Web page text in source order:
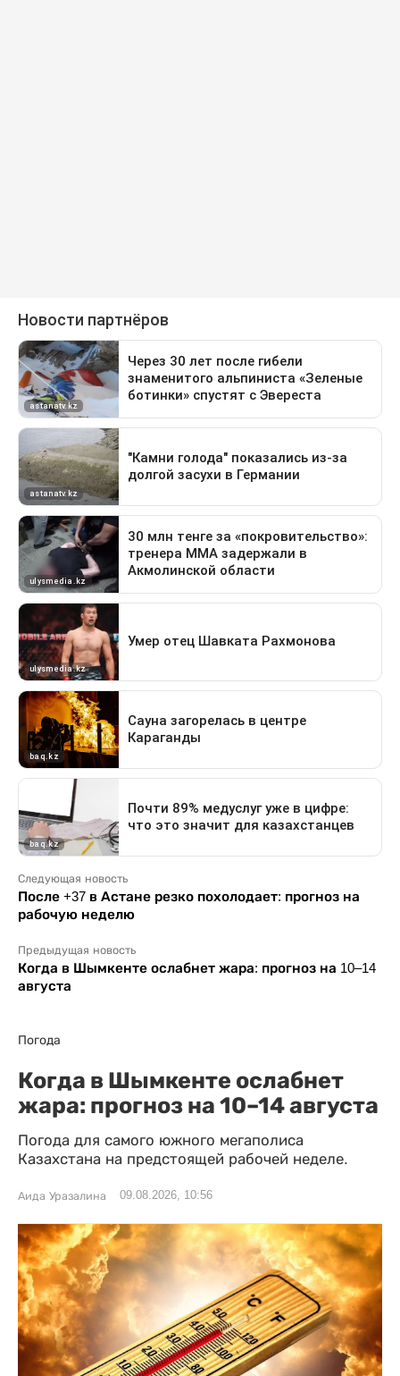
Следующая новость
После +37 в Астане резко похолодает: прогноз на
рабочую неделю
Предыдущая новость
Когда в Шымкенте ослабнет жара: прогноз на 10–14
августа
Погода
Когда в Шымкенте ослабнет
жара: прогноз на 10–14 августа
Погода для самого южного мегаполиса
Казахстана на предстоящей рабочей неделе.
Аида Уразалина 09.08.2026, 10:56